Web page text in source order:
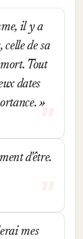
il y a
de sa
Tout
dates
d'être.
mes